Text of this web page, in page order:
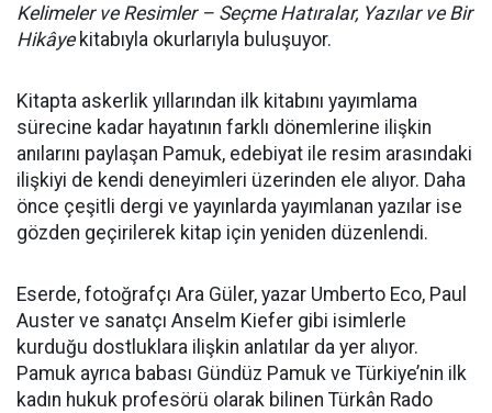
Kelimeler ve Resimler – Seçme Hatıralar, Yazılar ve Bir
Hikâyekitabıyla okurlarıyla buluşuyor.
Kitapta askerlik yıllarından ilk kitabını yayımlama
sürecine kadar hayatının farklı dönemlerine ilişkin
anılarını paylaşan Pamuk, edebiyat ile resim arasındaki
ilişkiyi de kendi deneyimleri üzerinden ele alıyor. Daha
önce çeşitli dergi ve yayınlarda yayımlanan yazılar ise
gözden geçirilerek kitap için yeniden düzenlendi.
Eserde, fotoğrafçı Ara Güler, yazar Umberto Eco, Paul
Auster ve sanatçı Anselm Kiefer gibi isimlerle
kurduğu dostluklara ilişkin anlatılar da yer alıyor.
Pamuk ayrıca babası Gündüz Pamuk ve Türkiye’nin ilk
kadın hukuk profesörü olarak bilinen Türkân Rado